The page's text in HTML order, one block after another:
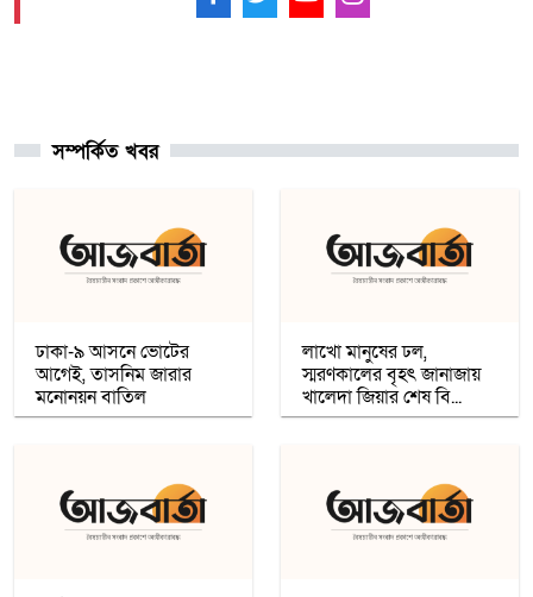
আলোচনা
সম্পর্কিত খবর
ঢাকা-৯ আসনে ভোটের
আগেই, তাসনিম জারার
মনোনয়ন বাতিল
লাখো মানুষের ঢল,
স্মরণকালের বৃহৎ জানাজায়
খালেদা জিয়ার শেষ বি...